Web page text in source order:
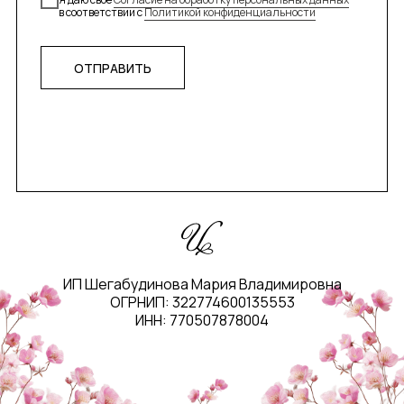
в соответствии сПолитикой конфиденциальности
ОТПРАВИТЬ
ИП Шегабудинова Мария Владимировна
ОГРНИП: 322774600135553
ИНН: 770507878004